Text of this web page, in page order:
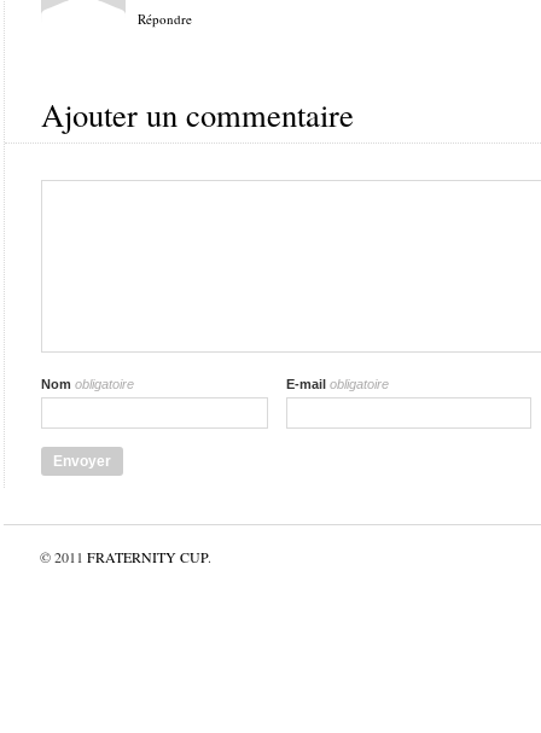
Répondre
Ajouter un commentaire
Nom obligatoire E-mail obligatoire
© 2011 FRATERNITY CUP.